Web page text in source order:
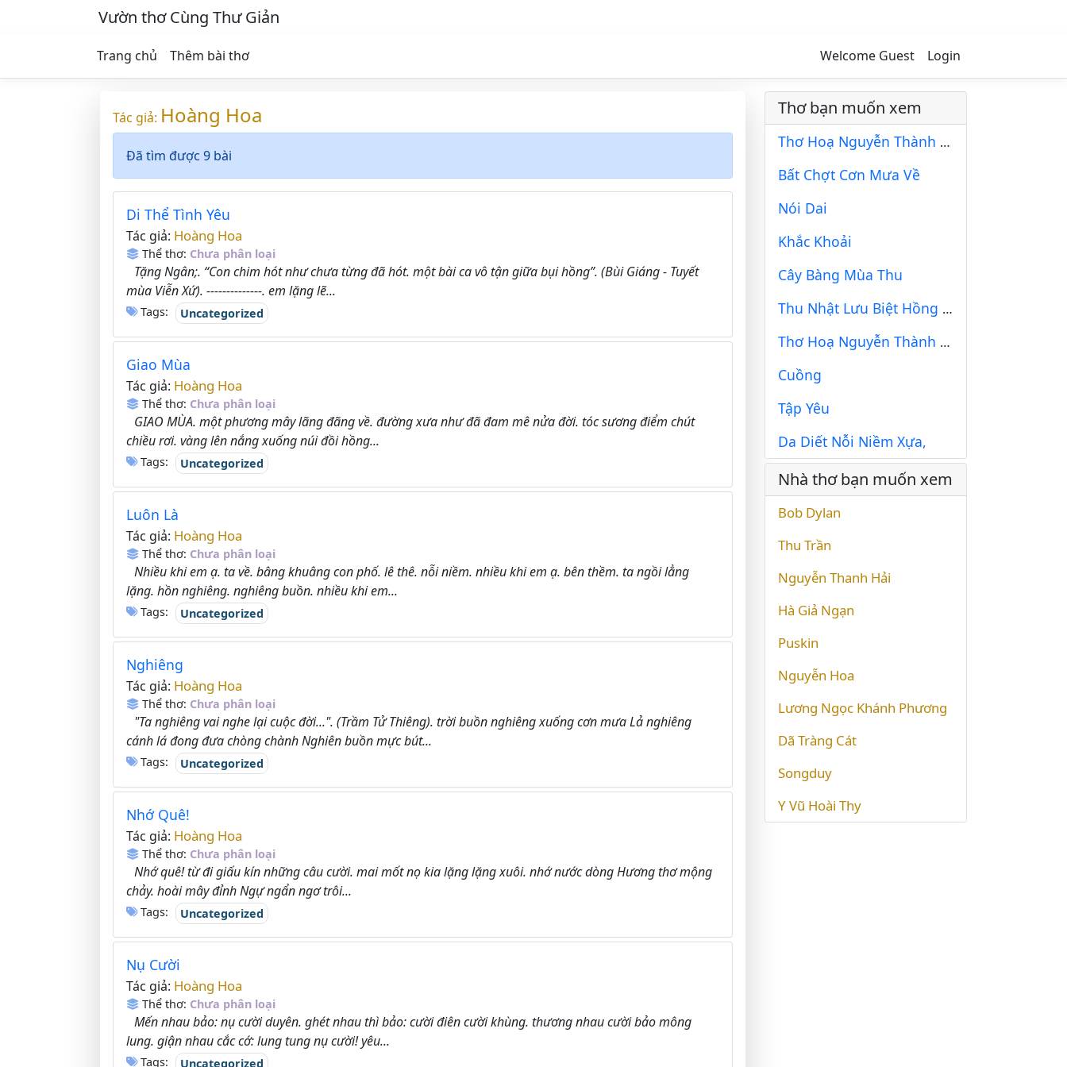
Vườn thơ Cùng Thư Giản
Trang chủ Thêm bài thơ Welcome Guest Login
Tác giả: Hoàng Hoa
Đã tìm được 9 bài
Di Thể Tình Yêu
Tác giả: Hoàng Hoa
Thể thơ: Chưa phân loại
Tặng Ngân;. “Con chim hót như chưa từng đã hót. một bài ca vô tận giữa bụi hồng”. (Bùi Giáng - Tuyết
mùa Viễn Xứ). --------------. em lặng lẽ...
Tags: Uncategorized
Giao Mùa
Tác giả: Hoàng Hoa
Thể thơ: Chưa phân loại
GIAO MÙA. một phương mây lãng đãng về. đường xưa như đã đam mê nửa đời. tóc sương điểm chút
chiều rơi. vàng lên nắng xuống núi đồi hồng...
Tags: Uncategorized
Luôn Là
Tác giả: Hoàng Hoa
Thể thơ: Chưa phân loại
Nhiều khi em ạ. ta về. bâng khuâng con phố. lê thê. nỗi niềm. nhiều khi em ạ. bên thềm. ta ngồi lẳng
lặng. hồn nghiêng. nghiêng buồn. nhiều khi em...
Tags: Uncategorized
Nghiêng
Tác giả: Hoàng Hoa
Thể thơ: Chưa phân loại
"Ta nghiêng vai nghe lại cuộc đời...". (Trầm Tử Thiêng). trời buồn nghiêng xuống cơn mưa Lả nghiêng
cánh lá đong đưa chòng chành Nghiên buồn mực bút...
Tags: Uncategorized
Nhớ Quê!
Tác giả: Hoàng Hoa
Thể thơ: Chưa phân loại
Nhớ quê! từ đi giấu kín những câu cười. mai mốt nọ kia lặng lặng xuôi. nhớ nước dòng Hương thơ mộng
chảy. hoài mây đỉnh Ngự ngẩn ngơ trôi...
Tags: Uncategorized
Nụ Cười
Tác giả: Hoàng Hoa
Thể thơ: Chưa phân loại
Mến nhau bảo: nụ cười duyên. ghét nhau thì bảo: cười điên cười khùng. thương nhau cười bảo mông
lung. giận nhau cắc cớ: lung tung nụ cười! yêu...
Tags: Uncategorized
Thơ bạn muốn xem
Thơ Hoạ Nguyễn Thành Sáng & Tam Muội (1300)
Bất Chợt Cơn Mưa Về
Nói Dai
Khắc Khoải
Cây Bàng Mùa Thu
Thu Nhật Lưu Biệt Hồng Châu Kiểm Chính
Thơ Hoạ Nguyễn Thành Sáng & Tam Muội (1229)
Cuồng
Tập Yêu
Da Diết Nỗi Niềm Xựa,
Nhà thơ bạn muốn xem
Bob Dylan
Thu Trần
Nguyễn Thanh Hải
Hà Giả Ngạn
Puskin
Nguyễn Hoa
Lương Ngọc Khánh Phương
Dã Tràng Cát
Songduy
Y Vũ Hoài Thy